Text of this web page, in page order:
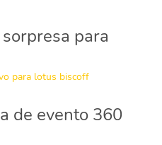
para
de evento 360